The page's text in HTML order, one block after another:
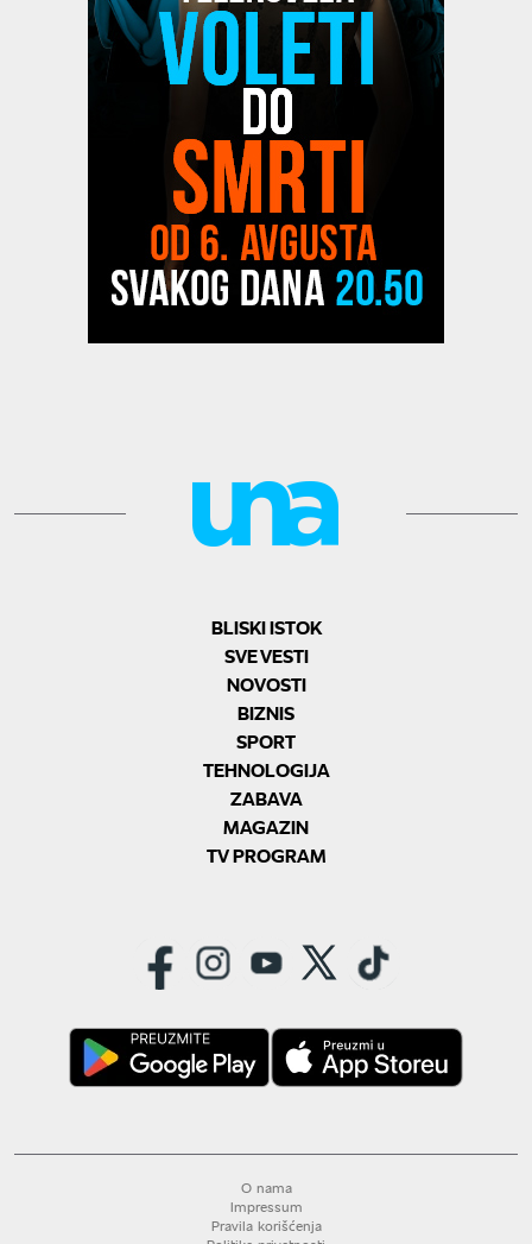
BLISKI ISTOK
SVE VESTI
NOVOSTI
BIZNIS
SPORT
TEHNOLOGIJA
ZABAVA
MAGAZIN
TV PROGRAM
O nama
Impressum
Pravila korišćenja